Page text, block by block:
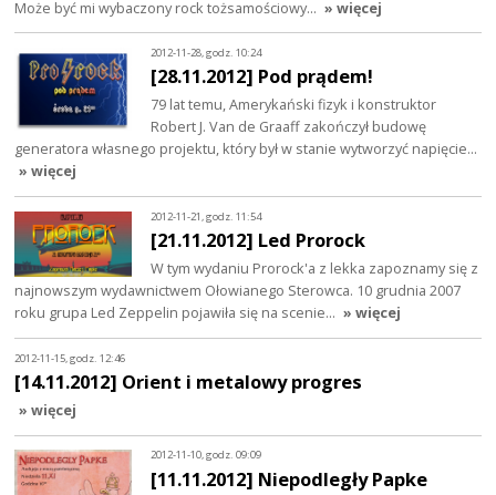
Może być mi wybaczony rock tożsamościowy… » więcej
2012-11-28, godz. 10:24
[28.11.2012] Pod prądem!
79 lat temu, Amerykański fizyk i konstruktor
Robert J. Van de Graaff zakończył budowę
generatora własnego projektu, który był w stanie wytworzyć napięcie…
» więcej
2012-11-21, godz. 11:54
[21.11.2012] Led Prorock
W tym wydaniu Prorock'a z lekka zapoznamy się z
najnowszym wydawnictwem Ołowianego Sterowca. 10 grudnia 2007
roku grupa Led Zeppelin pojawiła się na scenie… » więcej
2012-11-15, godz. 12:46
[14.11.2012] Orient i metalowy progres
» więcej
2012-11-10, godz. 09:09
[11.11.2012] Niepodległy Papke